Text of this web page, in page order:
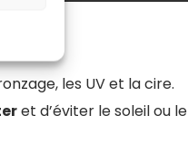
les UV et la cire.
et d’éviter le soleil ou le